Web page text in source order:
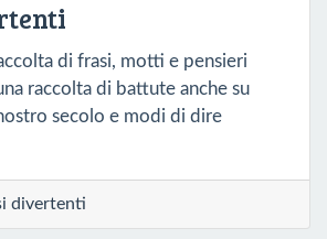
di frasi, motti e pensieri
raccolta di battute anche su
secolo e modi di dire
divertenti